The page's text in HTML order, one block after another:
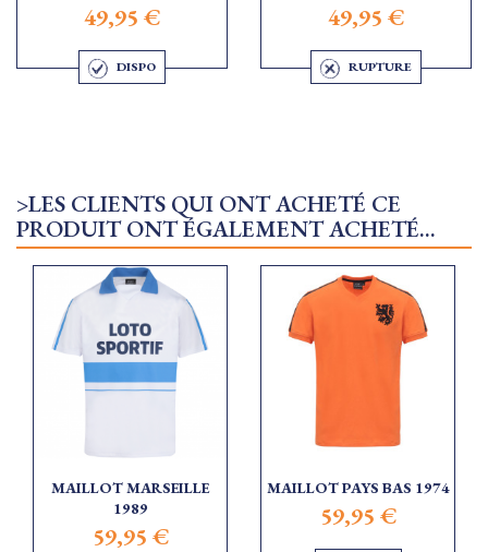
49,95 €
DISPO
49,95 €
RUPTURE
>LES CLIENTS QUI ONT ACHETÉ CE
PRODUIT ONT ÉGALEMENT ACHETÉ...
MAILLOT MARSEILLE
1989
59,95 €
MAILLOT PAYS BAS 1974
59,95 €